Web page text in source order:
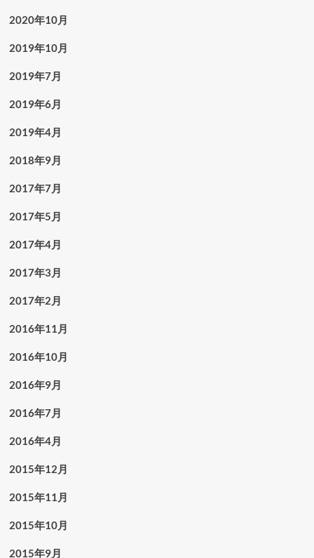
2020年10月
2019年10月
2019年7月
2019年6月
2019年4月
2018年9月
2017年7月
2017年5月
2017年4月
2017年3月
2017年2月
2016年11月
2016年10月
2016年9月
2016年7月
2016年4月
2015年12月
2015年11月
2015年10月
2015年9月